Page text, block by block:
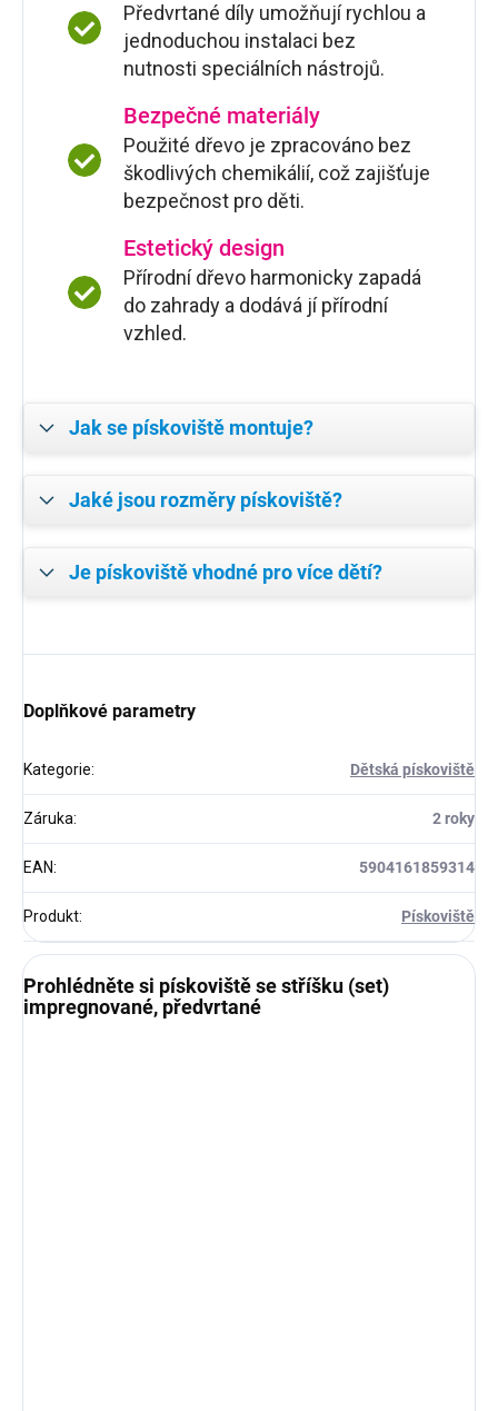
Předvrtané díly umožňují rychlou a
jednoduchou instalaci bez
nutnosti speciálních nástrojů.
Bezpečné materiály
Použité dřevo je zpracováno bez
škodlivých chemikálií, což zajišťuje
bezpečnost pro děti.
Estetický design
Přírodní dřevo harmonicky zapadá
do zahrady a dodává jí přírodní
vzhled.
Jak se pískoviště montuje?
Jaké jsou rozměry pískoviště?
Je pískoviště vhodné pro více dětí?
Doplňkové parametry
Kategorie: Dětská pískoviště
Záruka: 2 roky
EAN: 5904161859314
Produkt: Pískoviště
Prohlédněte si pískoviště se stříšku (set)
impregnované, předvrtané